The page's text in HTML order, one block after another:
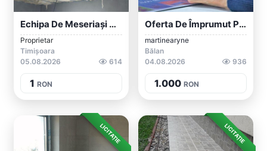
Echipa De Meseriași Construcții Amenajăr...
Proprietar
Timișoara
05.08.2026
614
1 RON
Oferta De Împrumut Pe Termen Scurt
martinearyne
Bălan
04.08.2026
936
1.000 RON
LICITAȚIE LICITAȚIE